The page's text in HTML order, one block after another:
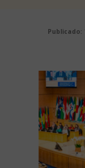
Publicado: